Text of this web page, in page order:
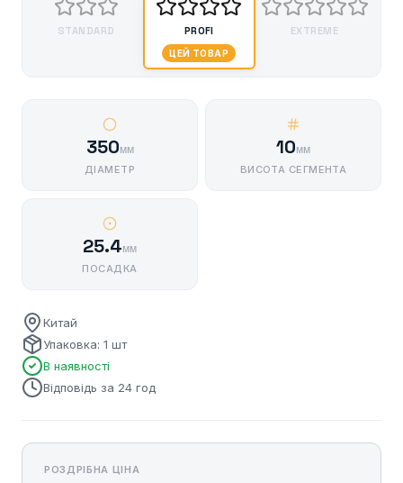
STANDARD PROFI
ЦЕЙ ТОВАР
EXTREME
350мм
ДІАМЕТР
10мм
ВИСОТА СЕГМЕНТА
25.4мм
ПОСАДКА
Китай
Упаковка: 1 шт
В наявності
Відповідь за 24 год
РОЗДРІБНА ЦІНА